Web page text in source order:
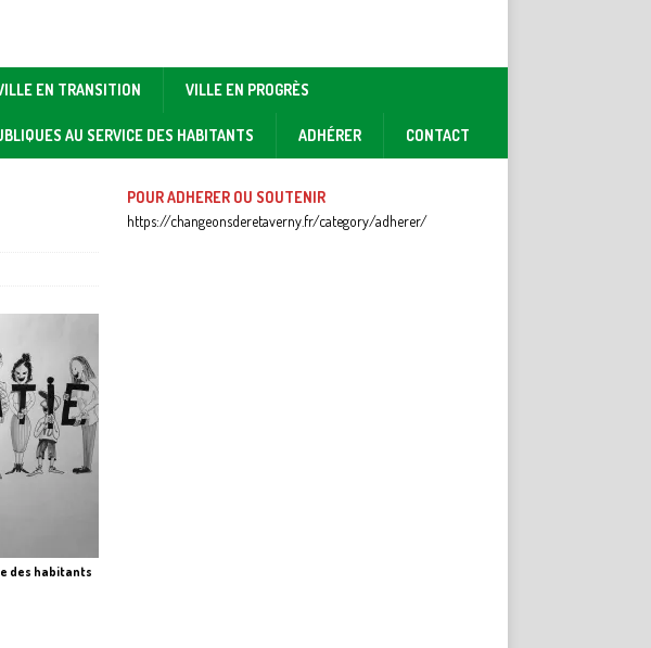
EN TRANSITION VILLE EN PROGRÈS
AU SERVICE DES HABITANTS ADHÉRER CONTACT
des habitants
POUR ADHERER OU SOUTENIR
https://changeonsderetaverny.fr/category/adherer/